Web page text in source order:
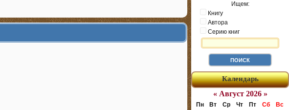
Ищем:
Книгу
Автора
Серию книг
Календарь
« Август 2026 »
Пн Вт Ср Чт Пт Сб Вс